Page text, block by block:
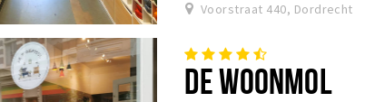
Voorstraat 440, Dordrecht
DE WOONMOL